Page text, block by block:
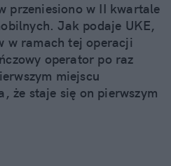
przeniesiono w II kwartale
Jak podaje UKE,
w ramach tej operacji
operator po raz
miejscu
że staje się on pierwszym